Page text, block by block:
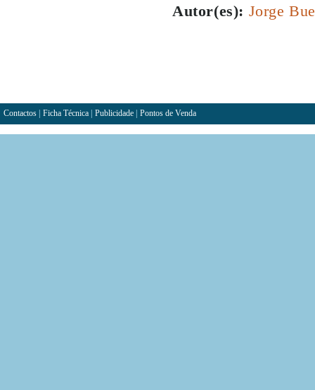
Autor(es): Jorge
Contactos Ficha Técnica Publicidade Pontos de Venda